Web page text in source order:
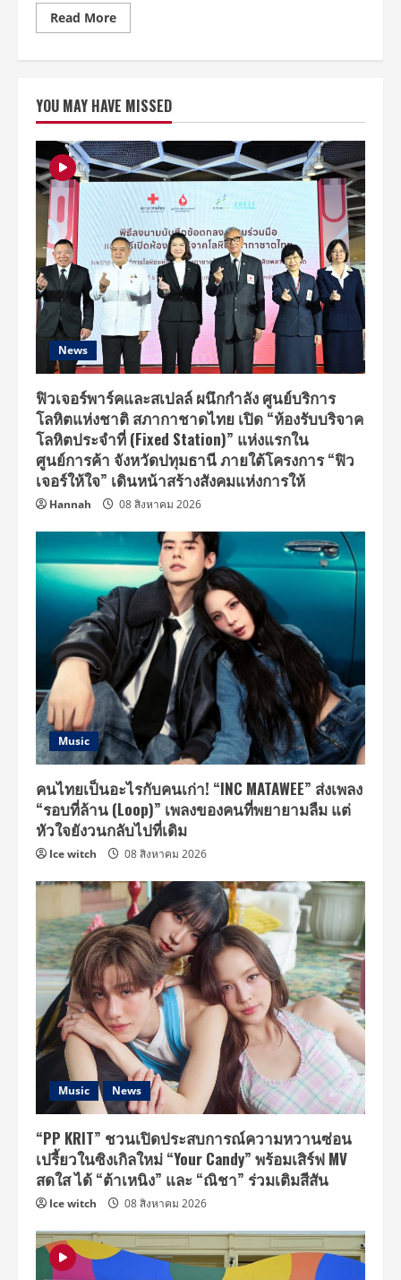
เดอะมอลล์
บางกะปิ
เมื่อ
วาน
Read MoreRead
more
ยม
ฟิน
7
หนุ่ม
NEX7
เยือน
ไทย
จัด
งาน
แฟน
มี
ต
ติ้ง
14
กรกฎาคม
นี้
YOU MAY HAVE MISSED
News
ฟิวเจอร์พาร์คและสเปลล์ ผนึกกำลัง ศูนย์บริการ
โลหิตแห่งชาติ สภากาชาดไทย เปิด “ห้องรับบริจาค
โลหิตประจำที่ (Fixed Station)” แห่งแรกใน
ศูนย์การค้า จังหวัดปทุมธานี ภายใต้โครงการ “ฟิว
เจอร์ให้ใจ” เดินหน้าสร้างสังคมแห่งการให้
Hannah 08 สิงหาคม 2026
Music
คนไทยเป็นอะไรกับคนเก่า! “INC MATAWEE” ส่งเพลง
“รอบที่ล้าน (Loop)” เพลงของคนที่พยายามลืม แต่
หัวใจยังวนกลับไปที่เดิม
Ice witch 08 สิงหาคม 2026
Music News
“PP KRIT” ชวนเปิดประสบการณ์ความหวานซ่อน
เปรี้ยวในซิงเกิลใหม่ “Your Candy” พร้อมเสิร์ฟ MV
สดใส ได้ “ต้าเหนิง” และ “ณิชา” ร่วมเติมสีสัน
Ice witch 08 สิงหาคม 2026